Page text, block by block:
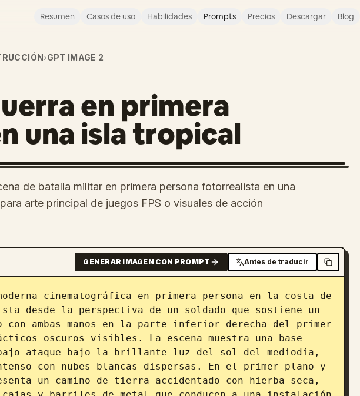
Resumen Casos de uso Habilidades Prompts Precios Descargar Blog
›GPT IMAGE 2
en primera
una isla tropical
de batalla militar en primera persona fotorrealista en una
arte principal de juegos FPS o visuales de acción
GENERAR IMAGEN CON PROMPT Antes de traducir
cinematográfica en primera persona en la costa de
desde la perspectiva de un soldado que sostiene un
ambas manos en la parte inferior derecha del primer
oscuros visibles. La escena muestra una base
ataque bajo la brillante luz del sol del mediodía,
con nubes blancas dispersas. En el primer plano y
un camino de tierra accidentado con hierba seca,